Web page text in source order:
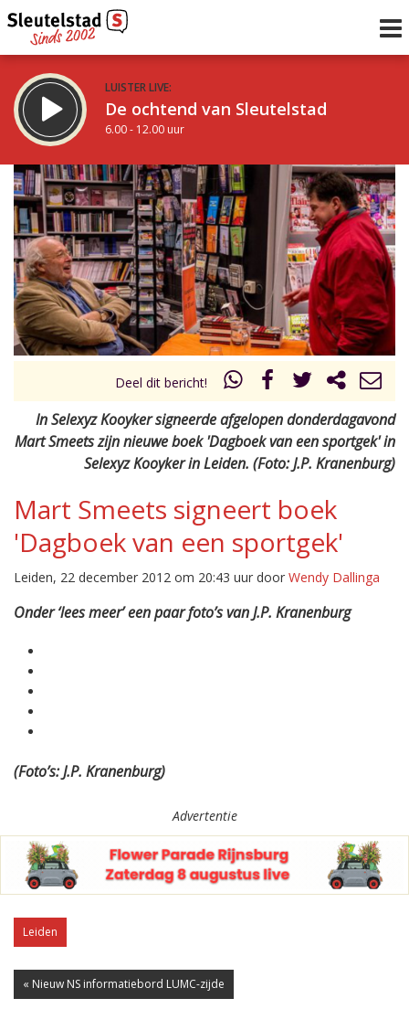
LUISTER LIVE:
De ochtend van Sleutelstad
6.00 - 12.00 uur
STRAKS:
De middag van Sleutelstad
12.00 - 17.00 uur
Vorig uur
uur 1 van 0 Volgend uur
Inklappen
Deel dit bericht!
In Selexyz Kooyker signeerde afgelopen donderdagavond
Mart Smeets zijn nieuwe boek 'Dagboek van een sportgek' in
Selexyz Kooyker in Leiden. (Foto: J.P. Kranenburg)
Mart Smeets signeert boek
'Dagboek van een sportgek'
Leiden, 22 december 2012 om 20:43 uur door Wendy Dallinga
Onder ‘lees meer’ een paar foto’s van J.P. Kranenburg
(Foto’s: J.P. Kranenburg)
Advertentie
Leiden
« Nieuw NS informatiebord LUMC-zijde